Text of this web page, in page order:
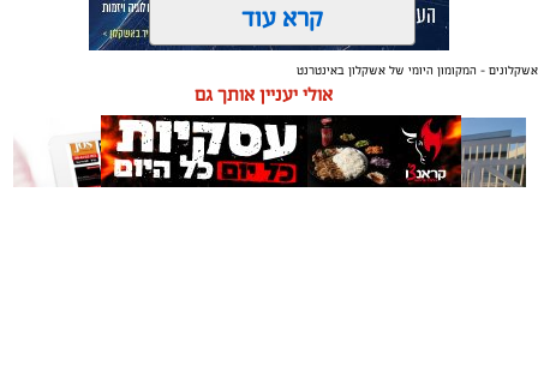
תגים:טקסטיל, חדר שינה, שינה
תכנון נכון של חדר השינה משפיע באופן ישיר על איכות
המנוחה, על רמות האנרגיה בבוקר ועל התחושה הכללית
קרא עוד
אשקלונים - המקומון היומי של אשקלון באינטרנט
אולי יעניין אותך גם